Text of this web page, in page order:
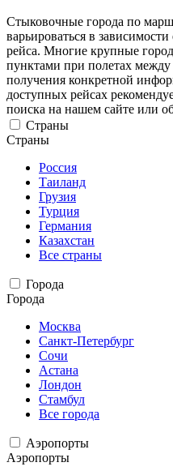
Стыковочные города по
варьироваться в
рейса. Многие крупные
пунктами при полетах
получения конкретной
доступных рейсах
поиска на нашем сайте или
Страны
Страны
Россия
Таиланд
Грузия
Турция
Германия
Казахстан
Все страны
Города
Города
Москва
Санкт-Петербург
Сочи
Астана
Лондон
Стамбул
Все города
Аэропорты
Аэропорты